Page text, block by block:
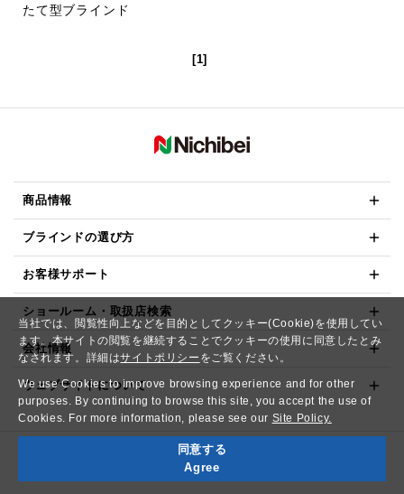
当社では、閲覧性向上などを目的としてクッキー(Cookie)を使用してい
ます。本サイトの閲覧を継続することでクッキーの使用に同意したとみ
なされます。詳細はサイトポリシー をご覧ください。
We use Cookies to improve browsing experience and for other
purposes. By continuing to browse this site, you accept the use of
Cookies. For more information, please see our Site Policy.
同意する
Agree
たて型ブラインド
[1]
商品情報
ブラインドの選び方
お客様サポート
ショールーム・取扱店検索
会社情報
ウェブサイトについて
Copyright© NICHIBEI CO.,LTD. All Rights Reserved.